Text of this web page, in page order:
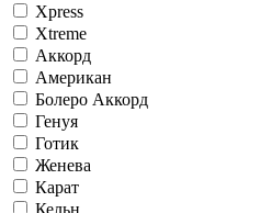
Xpress
Xtreme
Аккорд
Американ
Болеро Аккорд
Генуя
Готик
Женева
Карат
Кельн